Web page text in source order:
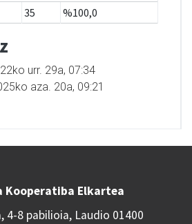
35 %100,0
urr. 29a, 07:34
aza. 20a, 09:21
Kooperatiba Elkartea
4-8 pabilioia, Laudio 01400